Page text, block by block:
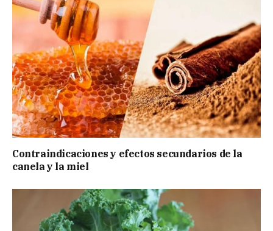
Contraindicaciones y efectos secundarios de la
canela y la miel